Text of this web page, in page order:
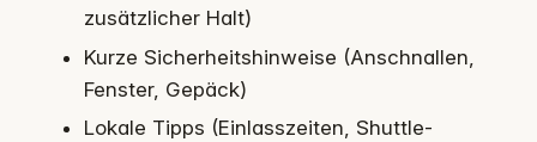
zusätzlicher Halt)
Kurze Sicherheitshinweise (Anschnallen,
Fenster, Gepäck)
Lokale Tipps (Einlasszeiten, Shuttle-